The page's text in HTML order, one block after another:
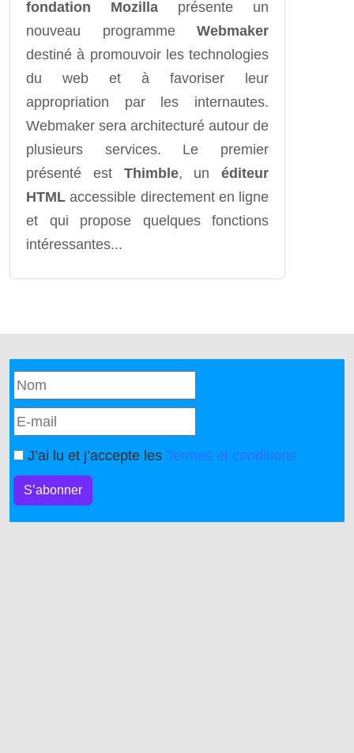
fondation Mozilla présente un
nouveau programme Webmaker
destiné à promouvoir les technologies
du web et à favoriser leur
appropriation par les internautes.
Webmaker sera architecturé autour de
plusieurs services. Le premier
présenté est Thimble, un éditeur
HTML accessible directement en ligne
et qui propose quelques fonctions
intéressantes...
J’ai lu et j’accepte les Termes et conditions
S’abonner